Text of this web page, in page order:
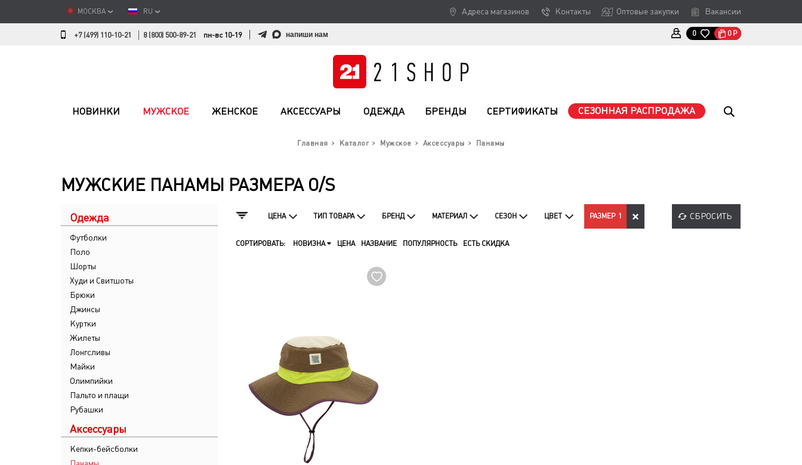
МОСКВА RU Адреса магазинов Контакты Оптовые закупки Вакансии
+7 (499) 110-10-21 8 (800) 500-89-21 пн-вс 10-19 напиши нам 0 0 Р
НОВИНКИ МУЖСКОЕ ЖЕНСКОЕ АКСЕССУАРЫ ОДЕЖДА БРЕНДЫ СЕРТИФИКАТЫ СЕЗОННАЯ РАСПРОДАЖА
Главная Каталог Мужское Аксессуары Панамы
МУЖСКИЕ ПАНАМЫ РАЗМЕРА O/S
Одежда
Футболки
Поло
Шорты
Худи и Свитшоты
Брюки
Джинсы
Куртки
Жилеты
Лонгсливы
Майки
Олимпийки
Пальто и плащи
Рубашки
Аксессуары
Кепки-бейсболки
ЦЕНА ТИП ТОВАРА БРЕНД МАТЕРИАЛ СЕЗОН ЦВЕТ РАЗМЕР 1 СБРОСИТЬ
СОРТИРОВАТЬ: НОВИЗНА ЦЕНА НАЗВАНИЕ ПОПУЛЯРНОСТЬ ЕСТЬ СКИДКА